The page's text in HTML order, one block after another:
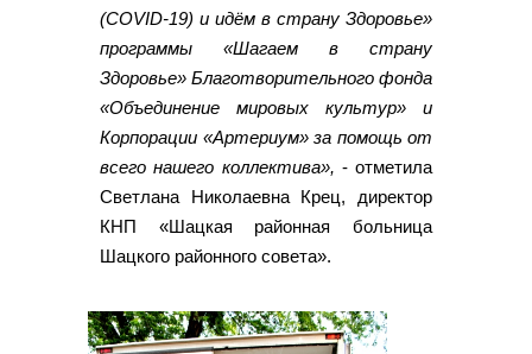
(COVID-19) и идём в страну Здоровье»
программы «Шагаем в страну
Здоровье» Благотворительного фонда
«Объединение мировых культур» и
Корпорации «Артериум» за помощь от
всего нашего коллектива», - отметила
Светлана Николаевна Крец, директор
КНП «Шацкая районная больница
Шацкого районного совета».